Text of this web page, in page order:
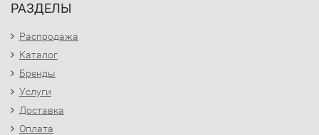
РАЗДЕЛЫ
Распродажа
Каталог
Бренды
Услуги
Доставка
Оплата